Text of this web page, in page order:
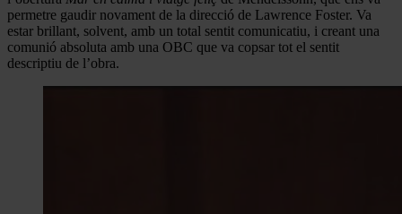
permetre gaudir novament de la direcció de Lawrence Foster. Va
estar brillant, solvent, amb un total sentit comunicatiu, i creant una
comunió absoluta amb una OBC que va copsar tot el sentit
descriptiu de l’obra.